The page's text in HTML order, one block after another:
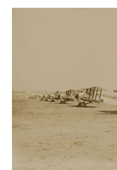
防衛的執行」、「軍
壹、初探日本駐臺